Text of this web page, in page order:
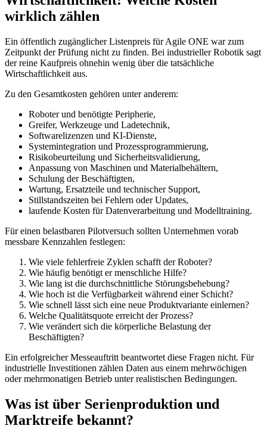
wirklich zählen
Ein öffentlich zugänglicher Listenpreis für Agile ONE war zum
Zeitpunkt der Prüfung nicht zu finden. Bei industrieller Robotik sagt
der reine Kaufpreis ohnehin wenig über die tatsächliche
Wirtschaftlichkeit aus.
Zu den Gesamtkosten gehören unter anderem:
Roboter und benötigte Peripherie,
Greifer, Werkzeuge und Ladetechnik,
Softwarelizenzen und KI-Dienste,
Systemintegration und Prozessprogrammierung,
Risikobeurteilung und Sicherheitsvalidierung,
Anpassung von Maschinen und Materialbehältern,
Schulung der Beschäftigten,
Wartung, Ersatzteile und technischer Support,
Stillstandszeiten bei Fehlern oder Updates,
laufende Kosten für Datenverarbeitung und Modelltraining.
Für einen belastbaren Pilotversuch sollten Unternehmen vorab
messbare Kennzahlen festlegen:
Wie viele fehlerfreie Zyklen schafft der Roboter?
Wie häufig benötigt er menschliche Hilfe?
Wie lang ist die durchschnittliche Störungsbehebung?
Wie hoch ist die Verfügbarkeit während einer Schicht?
Wie schnell lässt sich eine neue Produktvariante einlernen?
Welche Qualitätsquote erreicht der Prozess?
Wie verändert sich die körperliche Belastung der
Beschäftigten?
Ein erfolgreicher Messeauftritt beantwortet diese Fragen nicht. Für
industrielle Investitionen zählen Daten aus einem mehrwöchigen
oder mehrmonatigen Betrieb unter realistischen Bedingungen.
Was ist über Serienproduktion und
Marktreife bekannt?